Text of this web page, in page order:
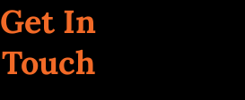
Get In
Touch